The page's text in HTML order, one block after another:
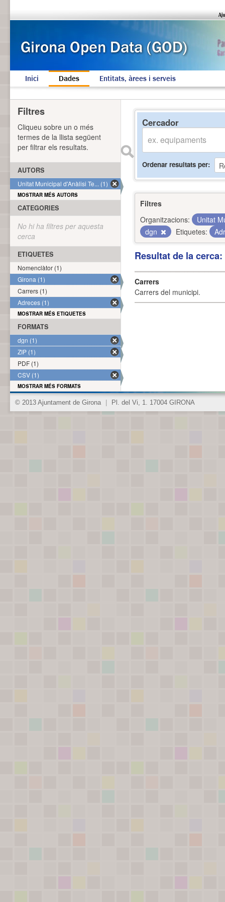
Inici Dades Entitats, àrees i serveis
Cercador
Ordenar resultats per
Filtres
Organitzacions:
Unitat
dgn
Etiquetes:
Resultat de la
Carrers
Carrers del municipi.
Filtres
Cliqueu sobre un o més
termes de la llista següent
per filtrar els resultats.
AUTORS
Unitat Municipal d'Anàlisi Te... (1)
MOSTRAR MÉS AUTORS
CATEGORIES
No hi ha filtres per aquesta
cerca
ETIQUETES
Nomenclàtor (1)
Girona (1)
Carrers (1)
Adreces (1)
MOSTRAR MÉS ETIQUETES
FORMATS
dgn (1)
ZIP (1)
PDF (1)
CSV (1)
MOSTRAR MÉS FORMATS
© 2013 Ajuntament de Girona Pl. del Vi, 1. 17004 GIRONA